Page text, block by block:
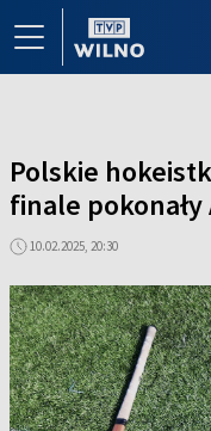
Polskie
finale
10.02.2025, 20:30